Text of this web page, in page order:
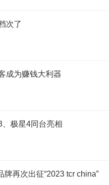
次了
成为赚钱大利器
极星4同台亮相
再次出征“2023 tcr china”